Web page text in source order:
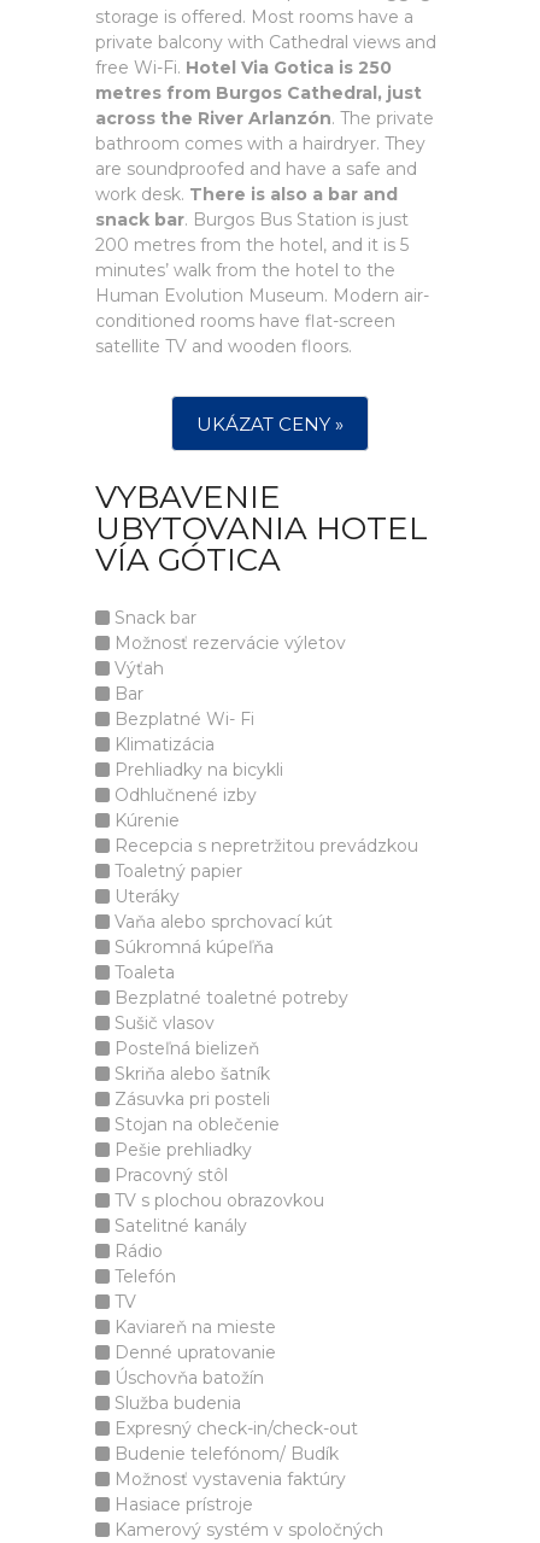
storage is offered. Most rooms have a
private balcony with Cathedral views and
free Wi-Fi. Hotel Via Gotica is 250
metres from Burgos Cathedral, just
across the River Arlanzón. The private
bathroom comes with a hairdryer. They
are soundproofed and have a safe and
work desk. There is also a bar and
snack bar. Burgos Bus Station is just
200 metres from the hotel, and it is 5
minutes’ walk from the hotel to the
Human Evolution Museum. Modern air-
conditioned rooms have flat-screen
satellite TV and wooden floors.
UKÁZAT CENY »
VYBAVENIE
UBYTOVANIA HOTEL
VÍA GÓTICA
Snack bar
Možnosť rezervácie výletov
Výťah
Bar
Bezplatné Wi- Fi
Klimatizácia
Prehliadky na bicykli
Odhlučnené izby
Kúrenie
Recepcia s nepretržitou prevádzkou
Toaletný papier
Uteráky
Vaňa alebo sprchovací kút
Súkromná kúpeľňa
Toaleta
Bezplatné toaletné potreby
Sušič vlasov
Posteľná bielizeň
Skriňa alebo šatník
Zásuvka pri posteli
Stojan na oblečenie
Pešie prehliadky
Pracovný stôl
TV s plochou obrazovkou
Satelitné kanály
Rádio
Telefón
TV
Kaviareň na mieste
Denné upratovanie
Úschovňa batožín
Služba budenia
Expresný check-in/check-out
Budenie telefónom/ Budík
Možnosť vystavenia faktúry
Hasiace prístroje
Kamerový systém v spoločných